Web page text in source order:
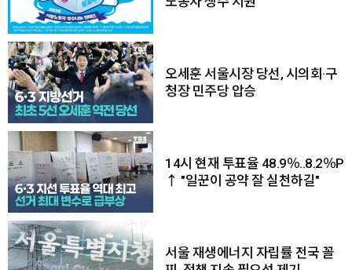
오세훈 서울시장 당선, 시의회·구
청장 민주당 압승
14시 현재 투표율 48.9％..8.2％P
↑ "일꾼이 공약 잘 실천하길"
서울 재생에너지 자립률 전국 꼴